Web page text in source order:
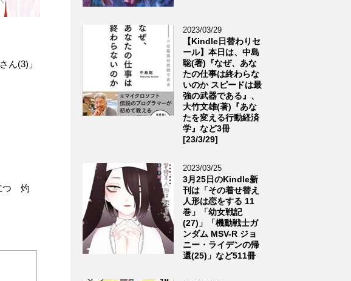
ん(3)」
つ 灼
2023/03/29
【Kindle日替わりセ
ール】本日は、中島
聡(著)『なぜ、あな
たの仕事は終わらな
いのか スピードは最
強の武器である』、
大竹文雄(著)『あな
たを変える行動経済
学』など3冊
[23/3/29]
2023/03/25
3月25日のKindle新
刊は「その着せ替え
人形は恋をする 11
巻」「幼女戦記
(27)」「機動戦士ガ
ンダム MSV-R ジョ
ニー・ライデンの帰
還(25)」など511冊